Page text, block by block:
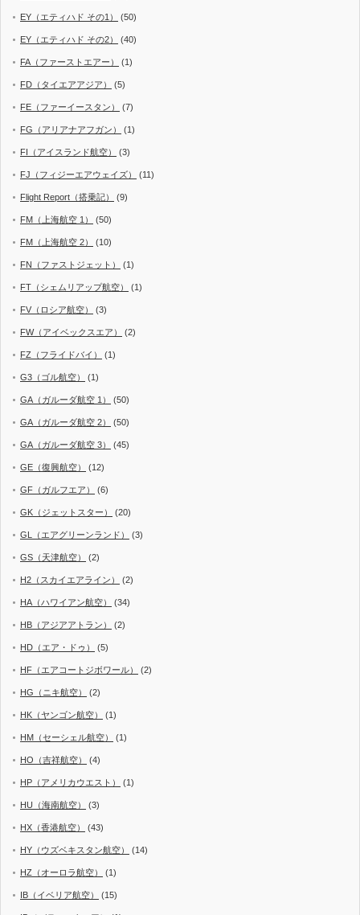
EY（エティハド その1） (50)
EY（エティハド その2） (40)
FA（ファーストエアー） (1)
FD（タイエアアジア） (5)
FE（ファーイースタン） (7)
FG（アリアナアフガン） (1)
FI（アイスランド航空） (3)
FJ（フィジーエアウェイズ） (11)
Flight Report（搭乗記） (9)
FM（上海航空 1） (50)
FM（上海航空 2） (10)
FN（ファストジェット） (1)
FT（シェムリアップ航空） (1)
FV（ロシア航空） (3)
FW（アイベックスエア） (2)
FZ（フライドバイ） (1)
G3（ゴル航空） (1)
GA（ガルーダ航空 1） (50)
GA（ガルーダ航空 2） (50)
GA（ガルーダ航空 3） (45)
GE（復興航空） (12)
GF（ガルフエア） (6)
GK（ジェットスター） (20)
GL（エアグリーンランド） (3)
GS（天津航空） (2)
H2（スカイエアライン） (2)
HA（ハワイアン航空） (34)
HB（アジアアトラン） (2)
HD（エア・ドゥ） (5)
HF（エアコートジボワール） (2)
HG（ニキ航空） (2)
HK（ヤンゴン航空） (1)
HM（セーシェル航空） (1)
HO（吉祥航空） (4)
HP（アメリカウエスト） (1)
HU（海南航空） (3)
HX（香港航空） (43)
HY（ウズベキスタン航空） (14)
HZ（オーロラ航空） (1)
IB（イベリア航空） (15)